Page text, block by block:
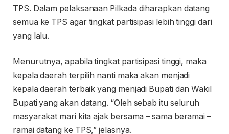
TPS. Dalam pelaksanaan Pilkada diharapkan datang
semua ke TPS agar tingkat partisipasi lebih tinggi dari
yang lalu.
Menurutnya, apabila tingkat partisipasi tinggi, maka
kepala daerah terpilih nanti maka akan menjadi
kepala daerah terbaik yang menjadi Bupati dan Wakil
Bupati yang akan datang. “Oleh sebab itu seluruh
masyarakat mari kita ajak bersama – sama beramai –
ramai datang ke TPS,” jelasnya.